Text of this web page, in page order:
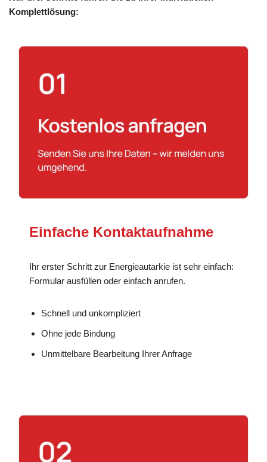
Komplettlösung:
Einfache Kontaktaufnahme
Ihr erster Schritt zur Energieautarkie ist sehr einfach:
Formular ausfüllen oder einfach anrufen.
Schnell und unkompliziert
Ohne jede Bindung
Unmittelbare Bearbeitung Ihrer Anfrage